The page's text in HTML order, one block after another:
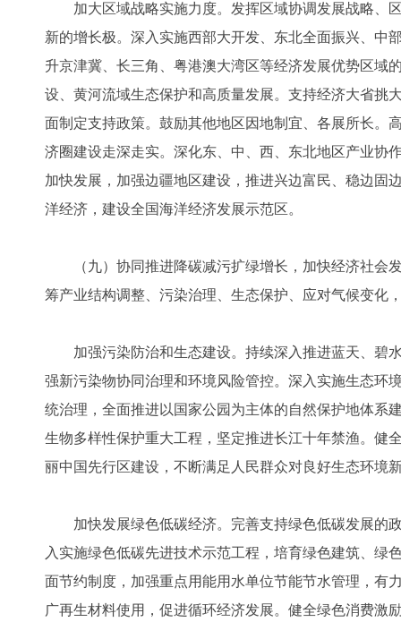
加大区域战略实施力度。发挥区域协调发展战略、
新的增长极。深入实施西部大开发、东北全面振兴、中
升京津冀、长三角、粤港澳大湾区等经济发展优势区域
设、黄河流域生态保护和高质量发展。支持经济大省挑
面制定支持政策。鼓励其他地区因地制宜、各展所长。
济圈建设走深走实。深化东、中、西、东北地区产业协
加快发展，加强边疆地区建设，推进兴边富民、稳边固
洋经济，建设全国海洋经济发展示范区。
（九）协同推进降碳减污扩绿增长，加快经济社会
筹产业结构调整、污染治理、生态保护、应对气候变化
加强污染防治和生态建设。持续深入推进蓝天、碧
强新污染物协同治理和环境风险管控。深入实施生态环
统治理，全面推进以国家公园为主体的自然保护地体系
生物多样性保护重大工程，坚定推进长江十年禁渔。健
丽中国先行区建设，不断满足人民群众对良好生态环境
加快发展绿色低碳经济。完善支持绿色低碳发展的
入实施绿色低碳先进技术示范工程，培育绿色建筑、绿
面节约制度，加强重点用能用水单位节能节水管理，有
广再生材料使用，促进循环经济发展。健全绿色消费激